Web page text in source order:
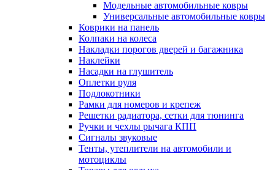
Модельные автомобильные ковры
Универсальные автомобильные ковры
Коврики на панель
Колпаки на колеса
Накладки порогов дверей и багажника
Наклейки
Насадки на глушитель
Оплетки руля
Подлокотники
Рамки для номеров и крепеж
Решетки радиатора, сетки для тюнинга
Ручки и чехлы рычага КПП
Сигналы звуковые
Тенты, утеплители на автомобили и
мотоциклы